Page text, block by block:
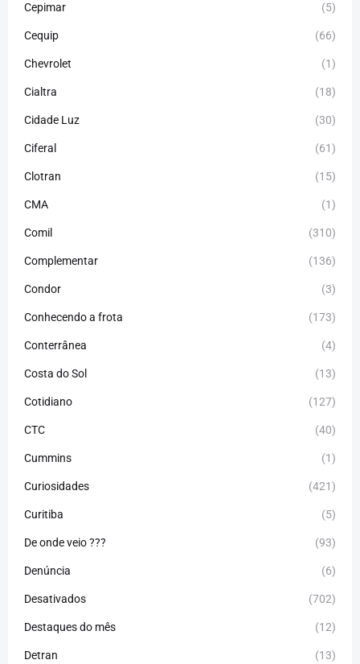
Cepimar (5)
Cequip (66)
Chevrolet (1)
Cialtra (18)
Cidade Luz (30)
Ciferal (61)
Clotran (15)
CMA (1)
Comil (310)
Complementar (136)
Condor (3)
Conhecendo a frota (173)
Conterrânea (4)
Costa do Sol (13)
Cotidiano (127)
CTC (40)
Cummins (1)
Curiosidades (421)
Curitiba (5)
De onde veio ??? (93)
Denúncia (6)
Desativados (702)
Destaques do mês (12)
Detran (13)